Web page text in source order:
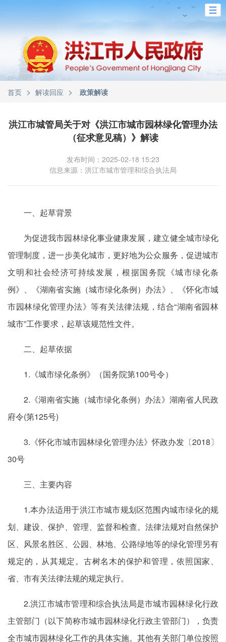
首页 > 解读回应 > 政策解读
洪江市城管局关于对《洪江市城市园林绿化管理办法
（征求意见稿）》解读
发布时间：2025-02-18 15:23
信息来源：洪江市城市管理和综合执法局
一、起草背景
为促进我市园林绿化事业健康发展，建立健全城市绿化
管理制度，进一步美化城市，更好地为公众服务，促进城市
文明和社会经济可持续发展，根据国务院《城市绿化条
例》、《湖南省实施（城市绿化条例）办法》、《怀化市城
市园林绿化管理办法》等有关法律法规，结合“湖南省园林
城市”工作要求，起草该规范性文件。
二、起草依据
1.《城市绿化条例》（国务院第100号令）
2.《湖南省实施（城市绿化条例）办法》湖南省人民政
府令(第125号)
3.《怀化市城市园林绿化管理办法》怀政办发〔2018〕
30号
三、主要内容
1.本办法适用于洪江市城市规划区范围内城市绿化的规
划、建设、保护、管理、监督和检查。法律法规对自然保护
区、风景名胜区、公园、林地、公路绿地等的绿化管理另有
规定的，从其规定。古树名木的保护和管理，依照国家、
省、市有关法律法规的规定执行。
2.洪江市城市管理和综合执法局是市城市园林绿化行政
主管部门（以下简称市城市园林绿化行政主管部门），负责
全市城市园林绿化工作的具体实施。其他有关部门单位按照